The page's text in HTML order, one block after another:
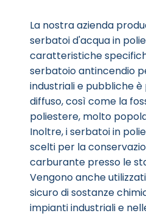
La nostra azienda
serbatoi d'acqua in
caratteristiche
serbatoio antincendio
industriali e pubbliche
diffuso, così come la
poliestere, molto
Inoltre, i serbatoi in
scelti per la
carburante presso le
Vengono anche
sicuro di sostanze
impianti industriali e